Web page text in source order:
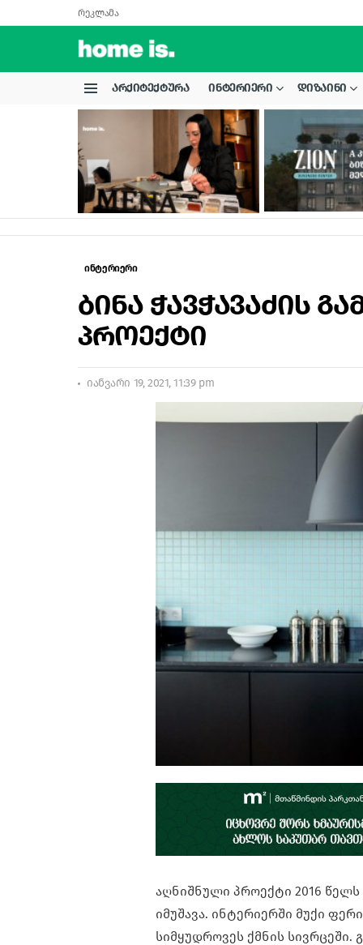
რეკლამა
ᲐᲠᲥᲘᲢᲔᲥᲢᲣᲠᲐ ᲘᲜᲢᲔᲠᲘᲔᲠᲘ ᲓᲘᲖᲐᲘᲜᲘ
STORIES
ინტერიერი
ბინა ჭავჭავაძის
პროექტი
იანვარი 19, 2021, 11:39 pm
აღნიშნული პროექტი 2016
იმუშავა. ინტერიერში მუქი
სიმყუდროვეს ქმნის